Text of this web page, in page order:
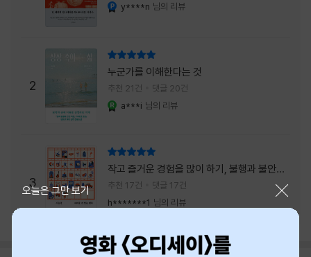
y****n 님의 리뷰
2
누군가를 이해한다는 것
추천 21건 댓글 20건
a***i 님의 리뷰
3
작고 즐거운 경험을 많이 하기, 불행과 불안을
회피하지 말기, 그리고 좋은 사람을 많이 만나
기.
추천 17건
댓글 17건
h*******1 님의 리뷰
오늘은 그만 보기